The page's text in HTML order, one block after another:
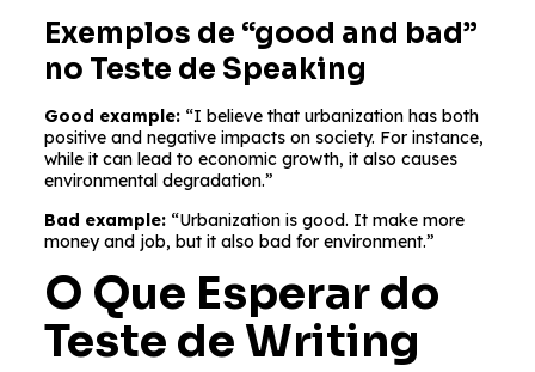
Exemplos de “good and bad”
no Teste de Speaking
Good example:“I believe that urbanization has both
positive and negative impacts on society. For instance,
while it can lead to economic growth, it also causes
environmental degradation.”
Bad example:“Urbanization is good. It make more
money and job, but it also bad for environment.”
O Que Esperar do
Teste de Writing